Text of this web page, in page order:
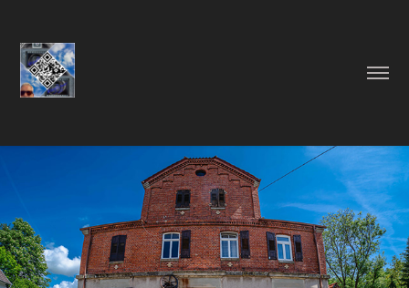
BENZENMÜHLE UNTERWEISSACH
05/2026